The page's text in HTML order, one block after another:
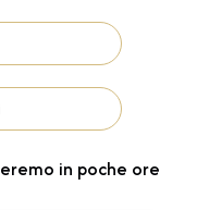
in poche ore